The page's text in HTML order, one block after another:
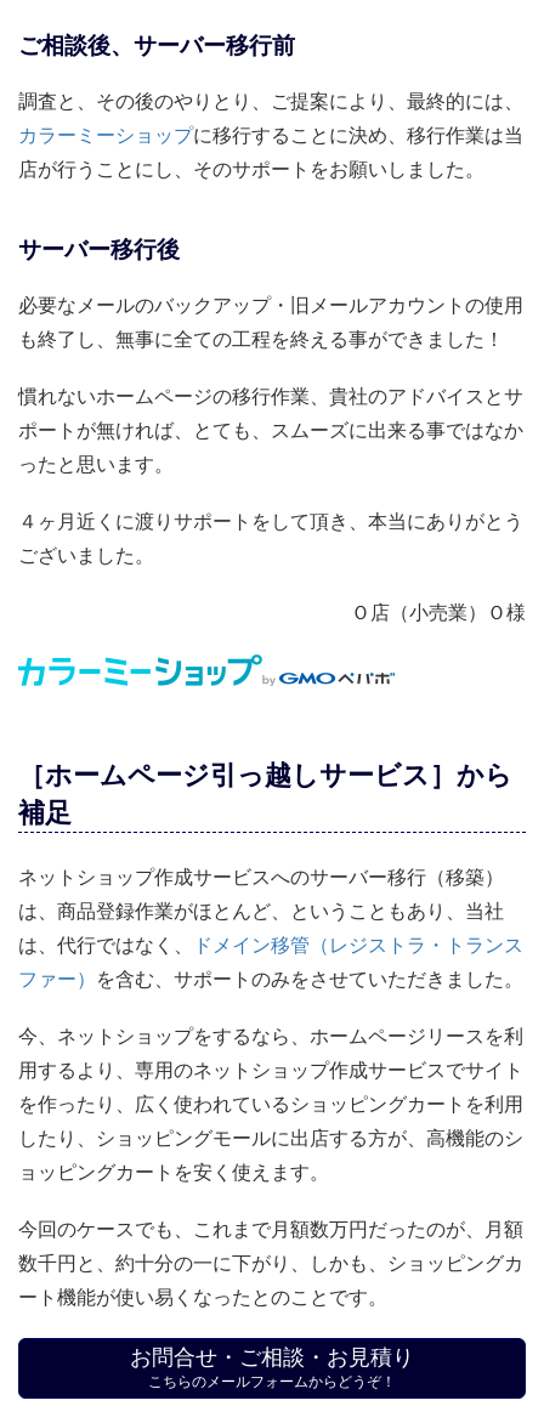
ご相談後、サーバー移行前
調査と、その後のやりとり、ご提案により、最終的には、
カラーミーショップに移行することに決め、移行作業は当
店が行うことにし、そのサポートをお願いしました。
サーバー移行後
必要なメールのバックアップ・旧メールアカウントの使用
も終了し、無事に全ての工程を終える事ができました！
慣れないホームページの移行作業、貴社のアドバイスとサ
ポートが無ければ、とても、スムーズに出来る事ではなか
ったと思います。
４ヶ月近くに渡りサポートをして頂き、本当にありがとう
ございました。
Ｏ店（小売業）Ｏ様
［ホームページ引っ越しサービス］から
補足
ネットショップ作成サービスへのサーバー移行（移築）
は、商品登録作業がほとんど、ということもあり、当社
は、代行ではなく、
ドメイン移管（レジストラ・トランス
ファー）
を含む、サポートのみをさせていただきました。
今、ネットショップをするなら、ホームページリースを利
用するより、専用のネットショップ作成サービスでサイト
を作ったり、広く使われているショッピングカートを利用
したり、ショッピングモールに出店する方が、高機能のシ
ョッピングカートを安く使えます。
今回のケースでも、これまで月額数万円だったのが、月額
数千円と、約十分の一に下がり、しかも、ショッピングカ
ート機能が使い易くなったとのことです。
お問合せ・ご相談・お見積り
こちらのメールフォームからどうぞ！